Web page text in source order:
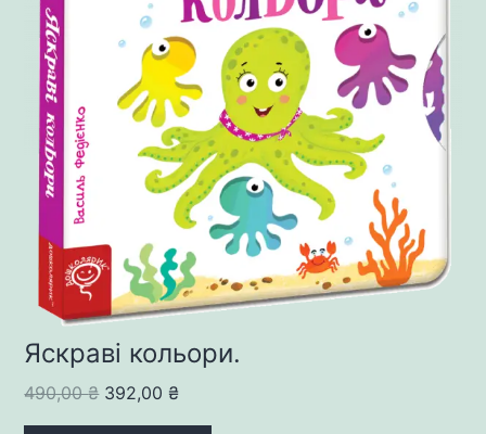
Яскраві кольори.
490,00₴ Original
price
392,00₴Current
price